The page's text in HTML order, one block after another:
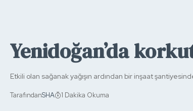
Yenidoğan’da
Etkili olan sağanak yağışın ardından bir inşaat
TarafındanSHA 1 Dakika Okuma